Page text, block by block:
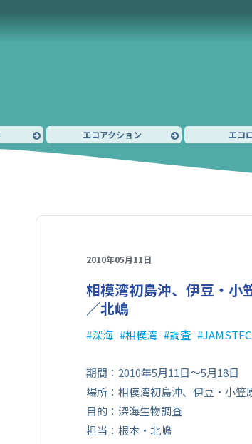
エコアクション エコ
2010年05月11日
相模湾初島沖、伊豆・小
／北嶋
深海 相模湾 調査 JAMSTEC
期間：2010年5月11日～5月18日
場所：相模湾初島沖、伊豆・小笠
目的：深海生物調査
担当：根本・北嶋